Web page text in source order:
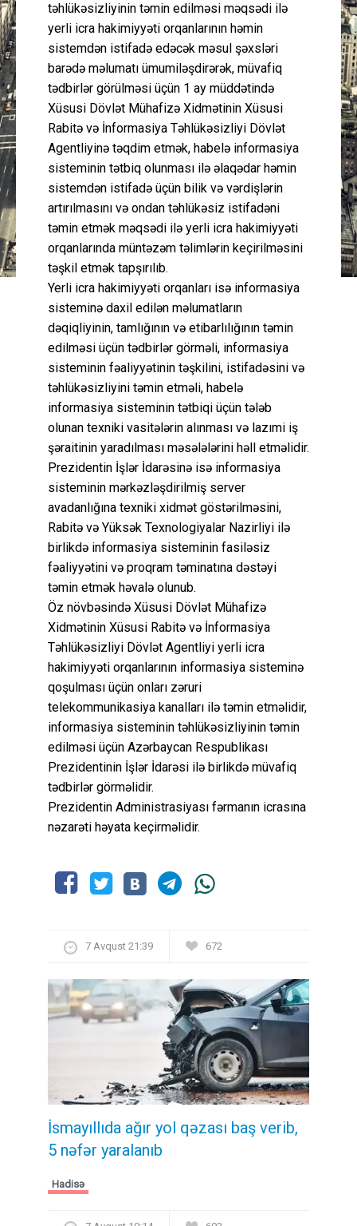
təhlükəsizliyinin təmin edilməsi məqsədi ilə
yerli icra hakimiyyəti orqanlarının həmin
sistemdən istifadə edəcək məsul şəxsləri
barədə məlumatı ümumiləşdirərək, müvafiq
tədbirlər görülməsi üçün 1 ay müddətində
Xüsusi Dövlət Mühafizə Xidmətinin Xüsusi
Rabitə və İnformasiya Təhlükəsizliyi Dövlət
Agentliyinə təqdim etmək, habelə informasiya
sisteminin tətbiq olunması ilə əlaqədar həmin
sistemdən istifadə üçün bilik və vərdişlərin
artırılmasını və ondan təhlükəsiz istifadəni
təmin etmək məqsədi ilə yerli icra hakimiyyəti
orqanlarında müntəzəm təlimlərin keçirilməsini
təşkil etmək tapşırılıb.
Yerli icra hakimiyyəti orqanları isə informasiya
sisteminə daxil edilən məlumatların
dəqiqliyinin, tamlığının və etibarlılığının təmin
edilməsi üçün tədbirlər görməli, informasiya
sisteminin fəaliyyətinin təşkilini, istifadəsini və
təhlükəsizliyini təmin etməli, habelə
informasiya sisteminin tətbiqi üçün tələb
olunan texniki vasitələrin alınması və lazımi iş
şəraitinin yaradılması məsələlərini həll etməlidir.
Prezidentin İşlər İdarəsinə isə informasiya
sisteminin mərkəzləşdirilmiş server
avadanlığına texniki xidmət göstərilməsini,
Rabitə və Yüksək Texnologiyalar Nazirliyi ilə
birlikdə informasiya sisteminin fasiləsiz
fəaliyyətini və proqram təminatına dəstəyi
təmin etmək həvalə olunub.
Öz növbəsində Xüsusi Dövlət Mühafizə
Xidmətinin Xüsusi Rabitə və İnformasiya
Təhlükəsizliyi Dövlət Agentliyi yerli icra
hakimiyyəti orqanlarının informasiya sisteminə
qoşulması üçün onları zəruri
telekommunikasiya kanalları ilə təmin etməlidir,
informasiya sisteminin təhlükəsizliyinin təmin
edilməsi üçün Azərbaycan Respublikası
Prezidentinin İşlər İdarəsi ilə birlikdə müvafiq
tədbirlər görməlidir.
Prezidentin Administrasiyası fərmanın icrasına
nəzarəti həyata keçirməlidir.
7 Avqust 21:39 672
İsmayıllıda ağır yol qəzası baş verib,
5 nəfər yaralanıb
Hadisə